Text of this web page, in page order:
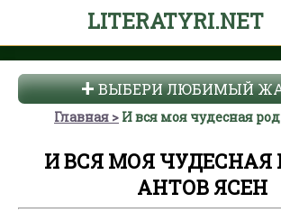
LITERATYRI.NET
ВЫБЕРИ ЛЮБИМЫЙ
Главная И вся моя чудесная
И ВСЯ МОЯ ЧУДЕСНАЯ
АНТОВ ЯСЕН